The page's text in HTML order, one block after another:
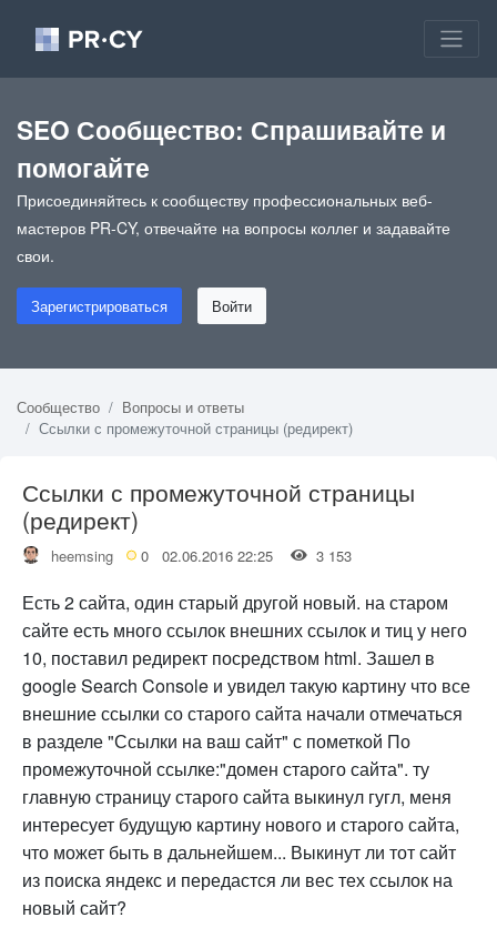
SEO Сообщество: Спрашивайте и
помогайте
Присоединяйтесь к сообществу профессиональных веб-
мастеров PR-CY, отвечайте на вопросы коллег и задавайте
свои.
Зарегистрироваться Войти
Сообщество
Вопросы и ответы
Ссылки с промежуточной страницы (редирект)
Ссылки с промежуточной страницы
(редирект)
heemsing 0 02.06.2016 22:25 3 153
Есть 2 сайта, один старый другой новый. на старом
сайте есть много ссылок внешних ссылок и тиц у него
10, поставил редирект посредством html. Зашел в
google Search Console и увидел такую картину что все
внешние ссылки со старого сайта начали отмечаться
в разделе "Ссылки на ваш сайт" с пометкой По
промежуточной ссылке:"домен старого сайта". ту
главную страницу старого сайта выкинул гугл, меня
интересует будущую картину нового и старого сайта,
что может быть в дальнейшем... Выкинут ли тот сайт
из поиска яндекс и передастся ли вес тех ссылок на
новый сайт?